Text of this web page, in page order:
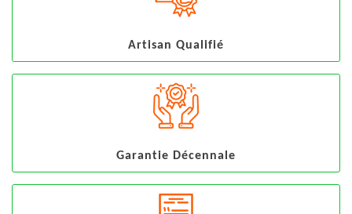
Artisan Qualifié
Garantie Décennale